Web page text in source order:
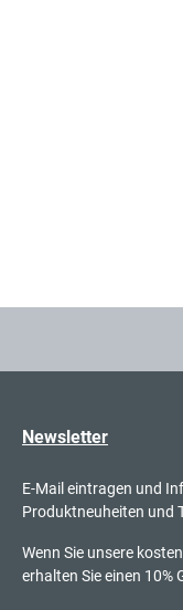
Newsletter
E-Mail eintragen und
Produktneuheiten und
Wenn Sie unsere
erhalten Sie einen